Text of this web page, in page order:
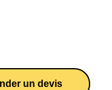
un devis